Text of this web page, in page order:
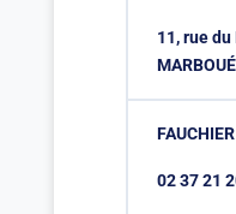
11, rue
MARBOUÉ
02 37 21